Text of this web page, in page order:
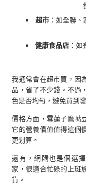
超市 ：如全聯
健康食品店：如
我通常會在超市買，因
品，省了不少錢。不過
色是否均勻，避免買到
價格方面，雪蓮子鷹嘴
它的營養價值值得這個
更划算。
還有，網購也是個選
家，很適合忙碌的上班
貨。